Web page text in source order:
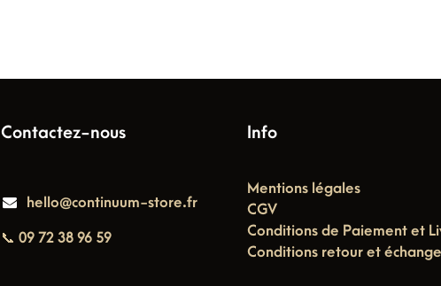
Contactez-nous
hello@continuum-store.fr
📞 09 72 38 96 59
Info
Mentions légales
CGV
Conditions de Paiement et
Conditions retour et échange